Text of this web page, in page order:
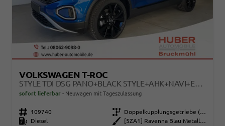
VOLKSWAGEN T-ROC
STYLE TDI DSG PANO+BLACK STYLE+AHK+NAVI+ERGOACTIVE+IQ.DRIVE+KAMERA+KEYLESS
sofort lieferbar Neuwagen mit Tageszulassung
Fahrzeugnr. 109740 Getriebe
Doppelkupplungsgetriebe (DSG)
Kraftstoff
Diesel Außenfarbe
[5ZA1] Ravenna Blau Metallic / Dach Schwarz